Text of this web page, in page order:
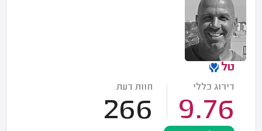
טל
דירוג כללי
9.76
חוות דעת
266